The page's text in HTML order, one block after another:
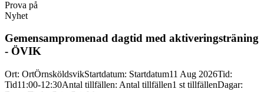
Prova på
Nyhet
Gemensampromenad dagtid med aktiveringsträning
- ÖVIK
Ort: OrtÖrnsköldsvikStartdatum: Startdatum11 Aug 2026Tid:
Tid11:00-12:30Antal tillfällen: Antal tillfällen1 st tillfällenDagar: